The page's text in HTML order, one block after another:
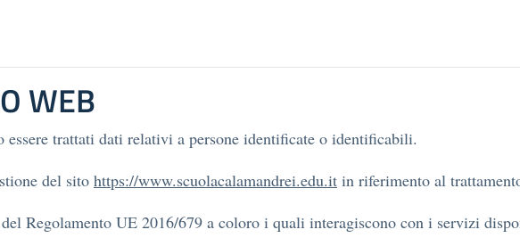
WEB
trattati dati relativi a persone identificate o identificabili.
del sito https://www.scuolacalamandrei.edu.it in riferimento al
Regolamento UE 2016/679 a coloro i quali interagiscono con i servizi